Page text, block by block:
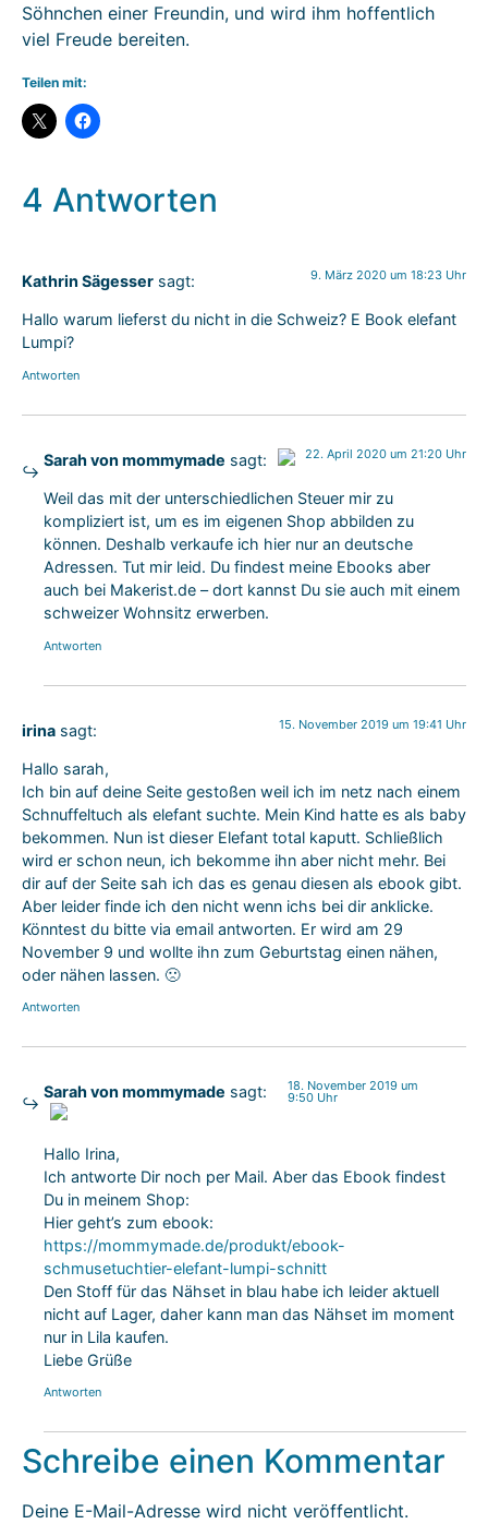
Söhnchen einer Freundin, und wird ihm hoffentlich
viel Freude bereiten.
Teilen mit:
4 Antworten
Kathrin Sägesser sagt: 9. März 2020 um 18:23 Uhr
Hallo warum lieferst du nicht in die Schweiz? E Book elefant
Lumpi?
Antworten
Sarah von mommymade sagt:
Das „Echte-Person“-Abzeichen!
Anti-Spam von CleanTalk
22. April 2020 um 21:20 Uhr
Weil das mit der unterschiedlichen Steuer mir zu
kompliziert ist, um es im eigenen Shop abbilden zu
können. Deshalb verkaufe ich hier nur an deutsche
Adressen. Tut mir leid. Du findest meine Ebooks aber
auch bei Makerist.de – dort kannst Du sie auch mit einem
schweizer Wohnsitz erwerben.
Antworten
irina sagt: 15. November 2019 um 19:41 Uhr
Hallo sarah,
Ich bin auf deine Seite gestoßen weil ich im netz nach einem
Schnuffeltuch als elefant suchte. Mein Kind hatte es als baby
bekommen. Nun ist dieser Elefant total kaputt. Schließlich
wird er schon neun, ich bekomme ihn aber nicht mehr. Bei
dir auf der Seite sah ich das es genau diesen als ebook gibt.
Aber leider finde ich den nicht wenn ichs bei dir anklicke.
Könntest du bitte via email antworten. Er wird am 29
November 9 und wollte ihn zum Geburtstag einen nähen,
oder nähen lassen. 🙁
Antworten
Sarah von mommymade sagt:
Das „Echte-Person“-Abzeichen!
Anti-Spam von CleanTalk
18. November 2019 um
9:50 Uhr
Hallo Irina,
Ich antworte Dir noch per Mail. Aber das Ebook findest
Du in meinem Shop:
Hier geht’s zum ebook:
https://mommymade.de/produkt/ebook-
schmusetuchtier-elefant-lumpi-schnitt
Den Stoff für das Nähset in blau habe ich leider aktuell
nicht auf Lager, daher kann man das Nähset im moment
nur in Lila kaufen.
Liebe Grüße
Antworten
Schreibe einen Kommentar
Deine E-Mail-Adresse wird nicht veröffentlicht.